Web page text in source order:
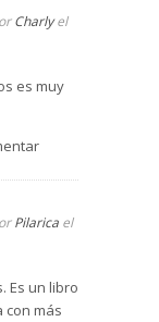
Charlyel
es muy
Pilarica el
Es un libro
con más